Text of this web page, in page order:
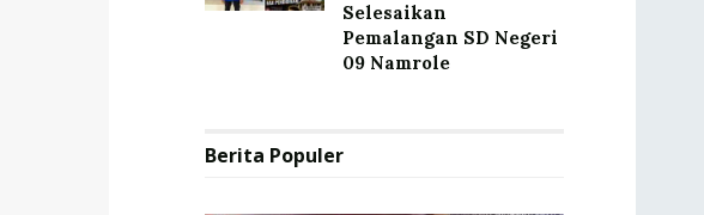
Selesaikan
Pemalangan SD Negeri
09 Namrole
Berita Populer